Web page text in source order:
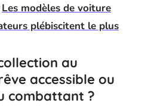
Les modèles de voiture
plébiscitent le plus
au
accessible ou
combattant ?